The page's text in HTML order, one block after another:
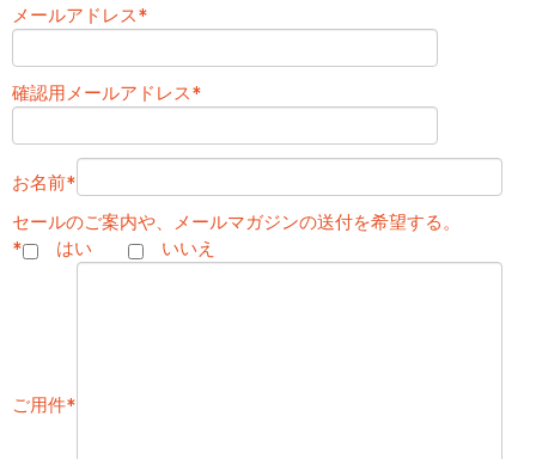
メールアドレス*
確認用メールアドレス*
お名前*
セールのご案内や、メールマガジンの送付を希望する。
*
はい いいえ
ご用件*